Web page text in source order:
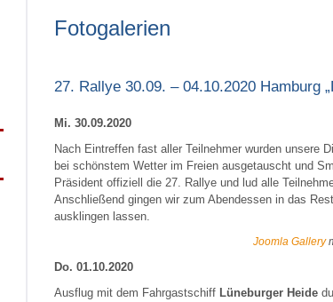
Fotogalerien
27. Rallye 30.09. – 04.10.2020 Hamburg
Mi. 30.09.2020
Nach Eintreffen fast aller Teilnehmer wurden unsere
bei schönstem Wetter im Freien ausgetauscht und
Präsident offiziell die 27. Rallye und lud alle
Anschließend gingen wir zum Abendessen in das
ausklingen lassen.
Joomla Gallery
Do. 01.10.2020
Ausflug mit dem Fahrgastschiff Lüneburger Heide